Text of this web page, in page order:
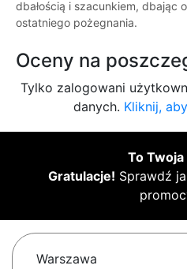
dbałością i szacunkiem, dbając
ostatniego pożegnania.
Oceny na
Tylko zalogowani
danych. Kliknij,
To
Gratulacje! Sprawdź
Warszawa